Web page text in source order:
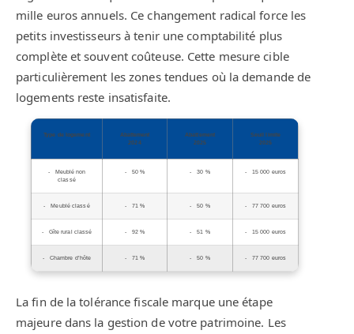
mille euros annuels. Ce changement radical force les
petits investisseurs à tenir une comptabilité plus
complète et souvent coûteuse. Cette mesure cible
particulièrement les zones tendues où la demande de
logements reste insatisfaite.
Type de logement
Abattement
2024
Abattement
2025
Seuil limite
2025
Meublé non
classé
50 % 30 % 15 000 euros
Meublé classé 71 % 50 % 77 700 euros
Gîte rural classé 92 % 51 % 15 000 euros
Chambre d’hôte 71 % 50 % 77 700 euros
La fin de la tolérance fiscale marque une étape
majeure dans la gestion de votre patrimoine. Les